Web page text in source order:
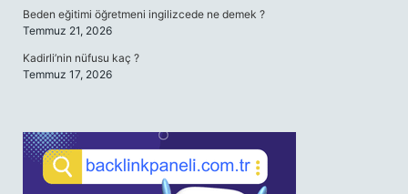
Beden eğitimi öğretmeni ingilizcede ne demek ?
Temmuz 21, 2026
Kadirli’nin nüfusu kaç ?
Temmuz 17, 2026